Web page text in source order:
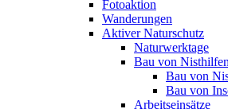
Fotoaktion
Wanderungen
Aktiver Naturschutz
Naturwerktage
Bau von Nisthilfen
Bau von
Bau von
Arbeitseinsätze